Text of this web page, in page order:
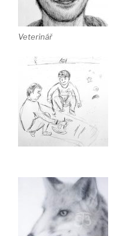
Veterinář